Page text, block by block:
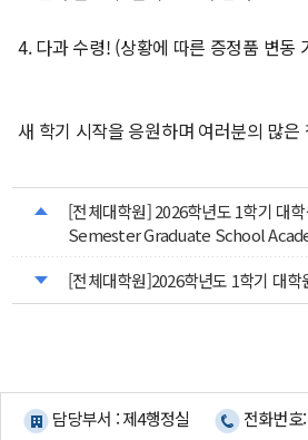
4. 다과 수령! (상황에 따른 증정품 변동
새 학기 시작을 응원하며 여러분의 많은
[전체대학원] 2026학년도 1학기 대
Semester Graduate School
[전체대학원]2026학년도 1학기 대
담당부서 : 제4행정실 전화번호